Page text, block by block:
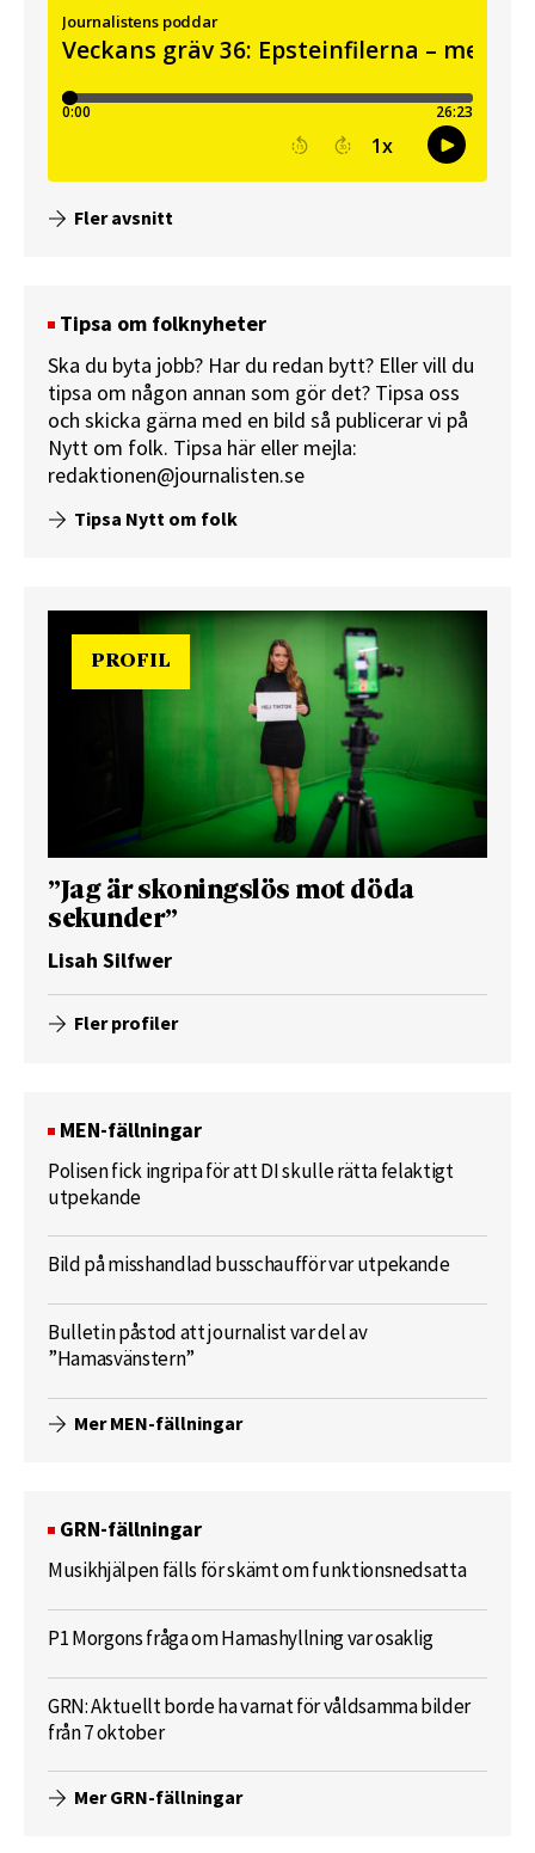
Fler avsnitt
Tipsa om folknyheter
Ska du byta jobb? Har du redan bytt? Eller vill du
tipsa om någon annan som gör det? Tipsa oss
och skicka gärna med en bild så publicerar vi på
Nytt om folk. Tipsa här eller mejla:
redaktionen@journalisten.se
Tipsa Nytt om folk
PROFIL
”Jag är skoningslös mot döda
sekunder”
Lisah Silfwer
Fler profiler
MEN-fällningar
Polisen fick ingripa för att DI skulle rätta felaktigt
utpekande
Bild på misshandlad busschaufför var utpekande
Bulletin påstod att journalist var del av
”Hamasvänstern”
Mer MEN-fällningar
GRN-fällningar
Musikhjälpen fälls för skämt om funktionsnedsatta
P1 Morgons fråga om Hamashyllning var osaklig
GRN: Aktuellt borde ha varnat för våldsamma bilder
från 7 oktober
Mer GRN-fällningar